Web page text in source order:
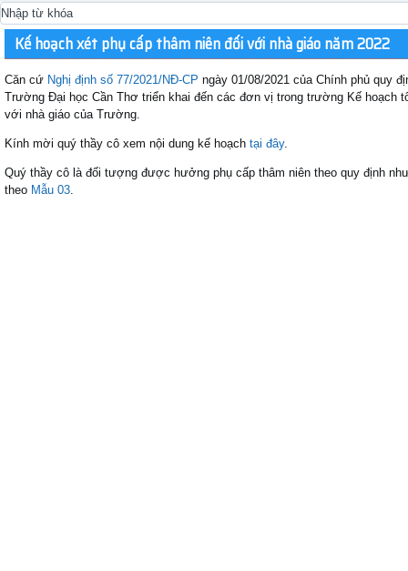
Kế hoạch xét phụ cấp thâm niên đối với nhà giáo năm 2022
Căn cứ Nghị định số 77/2021/NĐ-CP ngày 01/08/2021 của Chính phủ quy
Trường Đại học Cần Thơ triển khai đến các đơn vị trong trường Kế hoạch
với nhà giáo của Trường.
Kính mời quý thầy cô xem nội dung kế hoạch tại đây.
Quý thầy cô là đối tượng được hưởng phụ cấp thâm niên theo quy định
theo Mẫu 03.